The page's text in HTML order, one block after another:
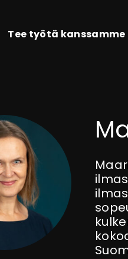
Tee työtä kanssamme